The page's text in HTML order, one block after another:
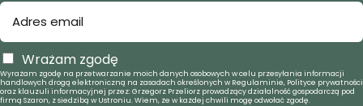
Wrażam zgodę
Wyrażam zgodę na przetwarzanie moich danych osobowych w celu przesyłania informacji
handlowych drogą elektroniczną na zasadach określonych w Regulaminie, Polityce prywatności
oraz klauzuli informacyjnej przez: Grzegorz Przeliorz prowadzący działalność gospodarczą pod
firmą Szaron, z siedzibą w Ustroniu. Wiem, że w każdej chwili mogę odwołać zgodę.